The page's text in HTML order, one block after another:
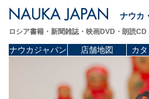
ナウカ
ロシア書籍・新聞雑誌・映画DVD・朗読
ナウカジャパン 店舗地図 カ